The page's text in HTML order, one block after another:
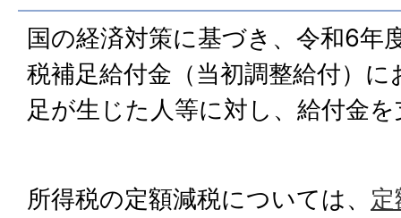
国の経済対策に基づき、令和6年
税補足給付金（当初調整給付）
足が生じた人等に対し、給付金
所得税の定額減税については、